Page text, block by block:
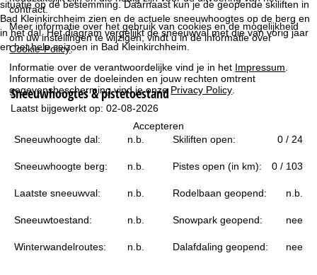
contract.
Meer informatie over het gebruik van cookies en de mogelijkheid
om uw instellingen te wijzigen, vindt u in de informatie over
Cookie-Policy.
Informatie over de verantwoordelijke vind je in het Impressum
Informatie over de doeleinden en jouw rechten omtrent
gegevensbescherming vind je onze Privacy Policy
Accepteren
p
a
g
i
n
a
situatie op de bestemming. Daarnaast kun je de geopende skiliften in
Bad Kleinkirchheim zien en de actuele sneeuwhoogtes op de berg en
in het dal. Het diagram vergelijkt de sneeuwval met die van vorig jaar
en het hele seizoen in Bad Kleinkirchheim.
Sneeuwhoogtes & pistetoestand
Laatst bijgewerkt op: 02-08-2026
Sneeuwhoogte dal: n.b. Skiliften open: 0 / 24
Sneeuwhoogte berg: n.b. Pistes open (in km): 0 / 103
Laatste sneeuwval: n.b. Rodelbaan geopend: n.b.
Sneeuwtoestand: n.b. Snowpark geopend: nee
Winterwandelroutes: n.b. Dalafdaling geopend: nee